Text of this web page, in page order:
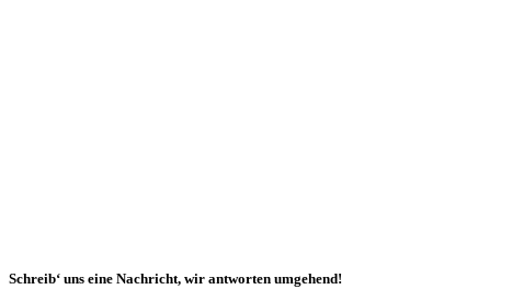
Schreib‘ uns eine Nachricht, wir antworten umgehend!